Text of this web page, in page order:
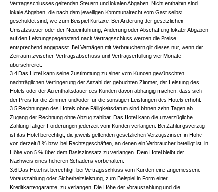
Vertragsschlusses geltenden Steuern und lokalen Abgaben. Nicht enthalten sind
lokale Abgaben, die nach dem jeweiligen Kommunalrecht vom Gast selbst
geschuldet sind, wie zum Beispiel Kurtaxe. Bei Änderung der gesetzlichen
Umsatzsteuer oder der Neueinführung, Änderung oder Abschaffung lokaler Abgaben
auf den Leistungsgegenstand nach Vertragsschluss werden die Preise
entsprechend angepasst. Bei Verträgen mit Verbrauchern gilt dieses nur, wenn der
Zeitraum zwischen Vertragsabschluss und Vertragserfüllung vier Monate
überschreitet.
3.4 Das Hotel kann seine Zustimmung zu einer vom Kunden gewünschten
nachträglichen Verringerung der Anzahl der gebuchten Zimmer, der Leistung des
Hotels oder der Aufenthaltsdauer des Kunden davon abhängig machen, dass sich
der Preis für die Zimmer und/oder für die sonstigen Leistungen des Hotels erhöht.
3.5 Rechnungen des Hotels ohne Fälligkeitsdatum sind binnen zehn Tagen ab
Zugang der Rechnung ohne Abzug zahlbar. Das Hotel kann die unverzügliche
Zahlung fälliger Forderungen jederzeit vom Kunden verlangen. Bei Zahlungsverzug
ist das Hotel berechtigt, die jeweils geltenden gesetzlichen Verzugszinsen in Höhe
von derzeit 8 % bzw. bei Rechtsgeschäften, an denen ein Verbraucher beteiligt ist, in
Höhe von 5 % über dem Basiszinssatz zu verlangen. Dem Hotel bleibt der
Nachweis eines höheren Schadens vorbehalten.
3.6 Das Hotel ist berechtigt, bei Vertragsschluss vom Kunden eine angemessene
Vorauszahlung oder Sicherheitsleistung, zum Beispiel in Form einer
Kreditkartengarantie, zu verlangen. Die Höhe der Vorauszahlung und die